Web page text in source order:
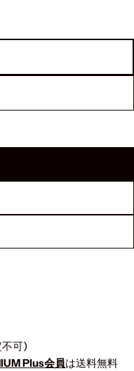
可)
Plus会員は送料無料